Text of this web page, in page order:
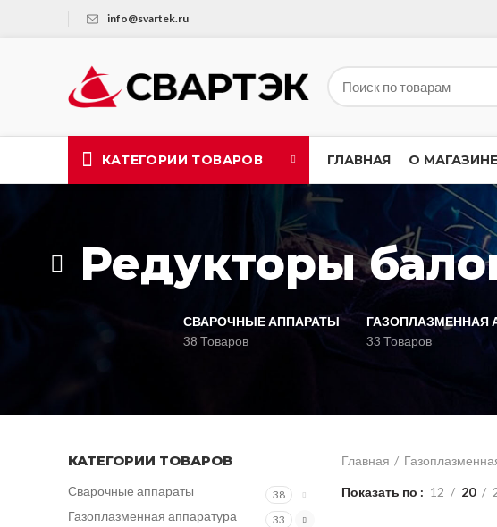
info@svartek.ru
КАТЕГОРИИ ТОВАРОВ ГЛАВНАЯ О МАГАЗИНЕ
Редукторы
СВАРОЧНЫЕ АППАРАТЫ
38 Товаров
ГАЗОПЛАЗМЕННАЯ
33 Товаров
КАТЕГОРИИ ТОВАРОВ
Сварочные аппараты 38
Газоплазменная аппаратура 33
Главная
Показать по 12 20